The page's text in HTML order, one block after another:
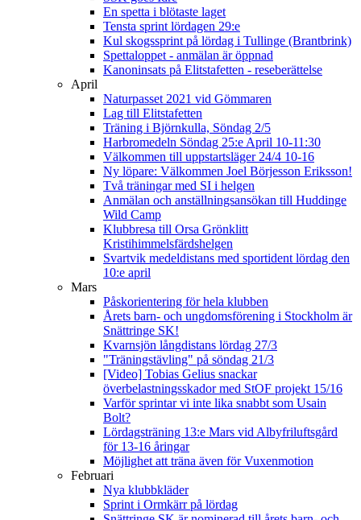
En spetta i blötaste laget
Tensta sprint lördagen 29:e
Kul skogssprint på lördag i Tullinge (Brantbrink)
Spettaloppet - anmälan är öppnad
Kanoninsats på Elitstafetten - reseberättelse
April
Naturpasset 2021 vid Gömmaren
Lag till Elitstafetten
Träning i Björnkulla, Söndag 2/5
Harbromedeln Söndag 25:e April 10-11:30
Välkommen till uppstartsläger 24/4 10-16
Ny löpare: Välkommen Joel Börjesson Eriksson!
Två träningar med SI i helgen
Anmälan och anställningsansökan till Huddinge
Wild Camp
Klubbresa till Orsa Grönklitt
Kristihimmelsfärdshelgen
Svartvik medeldistans med sportident lördag den
10:e april
Mars
Påskorientering för hela klubben
Årets barn- och ungdomsförening i Stockholm är
Snättringe SK!
Kvarnsjön långdistans lördag 27/3
"Träningstävling" på söndag 21/3
[Video] Tobias Gelius snackar
överbelastningsskador med StOF projekt 15/16
Varför sprintar vi inte lika snabbt som Usain
Bolt?
Lördagsträning 13:e Mars vid Albyfriluftsgård
för 13-16 åringar
Möjlighet att träna även för Vuxenmotion
Februari
Nya klubbkläder
Sprint i Ormkärr på lördag